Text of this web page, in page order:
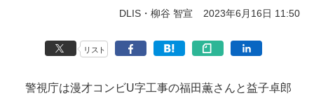
DLIS・柳谷 智宣 2023年6月16日 11:50
リスト
警視庁は漫才コンビU字工事の福田薫さんと益子卓郎